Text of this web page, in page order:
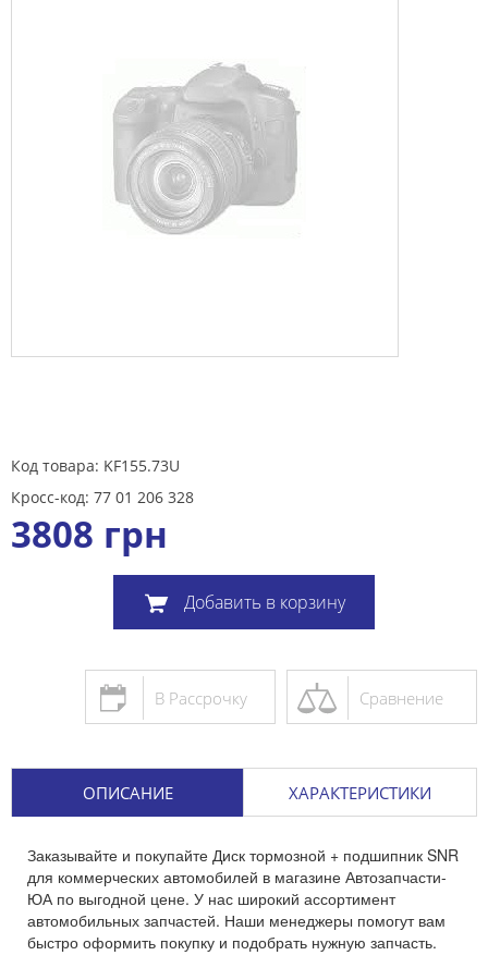
Код товара: KF155.73U
Кросс-код: 77 01 206 328
3808 грн
Добавить в корзину
Сравнение
В Рассрочку
ОПИСАНИЕ ХАРАКТЕРИСТИКИ
Заказывайте и покупайте Диск тормозной + подшипник SNR
для коммерческих автомобилей в магазине Автозапчасти-
ЮА по выгодной цене. У нас широкий ассортимент
автомобильных запчастей. Наши менеджеры помогут вам
быстро оформить покупку и подобрать нужную запчасть.